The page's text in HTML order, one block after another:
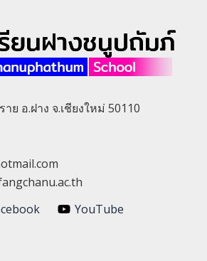
ย อ.ฝาง จ.เชียงใหม่ 50110
YouTube